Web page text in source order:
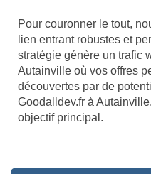
Pour couronner le tout,
lien entrant robustes et
stratégie génère un trafic
Autainville où vos offres
découvertes par de
Goodalldev.fr à
objectif principal.